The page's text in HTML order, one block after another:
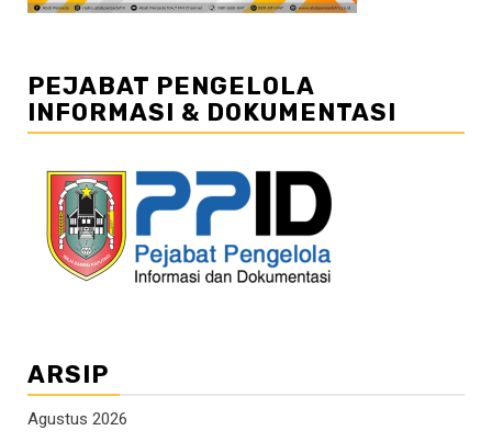
PEJABAT PENGELOLA
INFORMASI & DOKUMENTASI
ARSIP
Agustus 2026